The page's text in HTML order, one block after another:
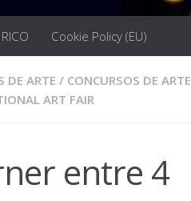
Cookie Policy (EU)
DE ARTE / CONCURSOS DE ARTE
ART FAIR
entre 4